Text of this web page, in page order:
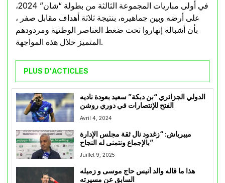
في أولى مباريات المجموعة الثالثة من بطولة “شان” 2024،
على أرضه وبين جماهيره، بنتيجة ثلاثة أهداف مقابل صفر ،
بأن أشباله إنهاروا تحت ضغط العناصر الوطنية ومردودهم
المتميز خلال هذه المواجهة.
PLUS D'ACTICLES
الدولي الجزائري “بن دبكة” سعيد بعودة ناديه
الفتح للإنتصارات في دوري روشن
Avril 4, 2024
ميبرباش: “زغدود نال ثقة مجلس الإدارة
بالإجماع ونتمنى له النجاح”
Juillet 9, 2025
هذا ما قاله والد أنيس حاج موسى و زميله
السابق عن مسيرته